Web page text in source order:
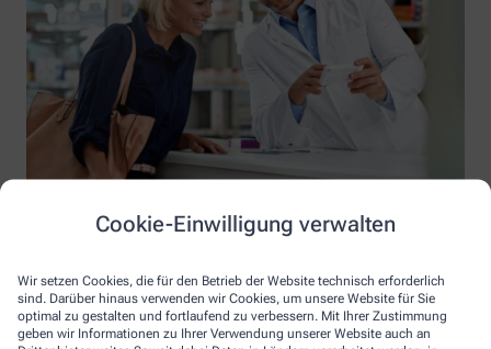
Cookie-Einwilligung verwalten
Wir setzen Cookies, die für den Betrieb der Website technisch erforderlich
sind. Darüber hinaus verwenden wir Cookies, um unsere Website für Sie
optimal zu gestalten und fortlaufend zu verbessern. Mit Ihrer Zustimmung
geben wir Informationen zu Ihrer Verwendung unserer Website auch an